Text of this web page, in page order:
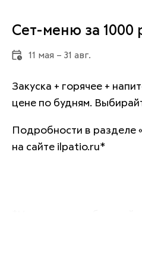
Сет-меню за 1000
11 мая – 31 авг.
Закуска + горячее +
цене по будням.
Подробности в разделе
на сайте ilpatio.ru*